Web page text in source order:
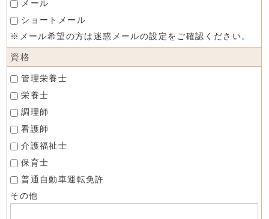
メール
ショートメール
※メール希望の方は迷惑メールの設定をご確認ください。
資格
管理栄養士
栄養士
調理師
看護師
介護福祉士
保育士
普通自動車運転免許
その他